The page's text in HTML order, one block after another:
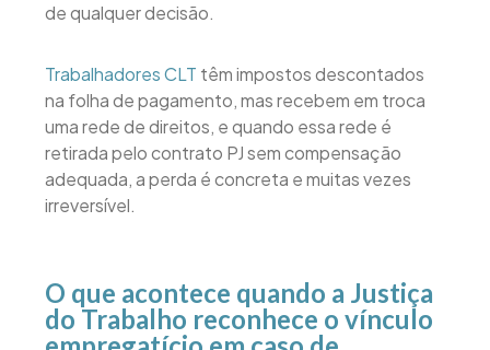
de qualquer decisão.
Trabalhadores CLT têm impostos descontados
na folha de pagamento, mas recebem em troca
uma rede de direitos, e quando essa rede é
retirada pelo contrato PJ sem compensação
adequada, a perda é concreta e muitas vezes
irreversível.
O que acontece quando a Justiça
do Trabalho reconhece o vínculo